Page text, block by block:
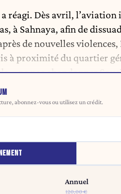
réagi. Dès avril, l’aviation
à Sahnaya, afin de
de nouvelles
à proximité du quartier
« ne pas abandonner
abonnez-vous ou utilisez un crédit.
Annuel
120,00 €